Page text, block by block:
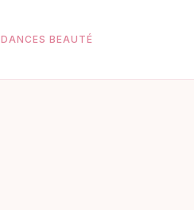
BEAUTÉ